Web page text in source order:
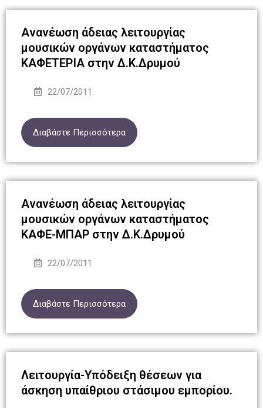
Ανανέωση άδειας λειτουργίας
μουσικών οργάνων καταστήματος
ΚΑΦΕΤΕΡΙΑ στην Δ.Κ.Δρυμού
22/07/2011
Διαβάστε Περισσότερα
Ανανέωση άδειας λειτουργίας
μουσικών οργάνων καταστήματος
ΚΑΦΕ-ΜΠΑΡ στην Δ.Κ.Δρυμού
22/07/2011
Διαβάστε Περισσότερα
Λειτουργία-Υπόδειξη θέσεων για
άσκηση υπαίθριου στάσιμου εμπορίου.